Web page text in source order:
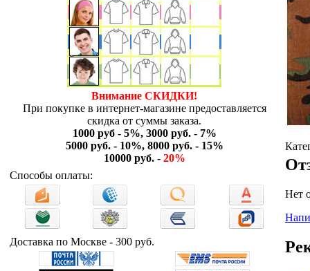
Внимание СКИДКИ!
При покупке в интернет-магазине предоставляется
скидка от суммы заказа.
1000 руб - 5%, 3000 руб. - 7%
5000 руб. - 10%, 8000 руб. - 15%
10000 руб. - 20%
Способы оплаты:
Доставка по Москве - 300 руб.
Нет